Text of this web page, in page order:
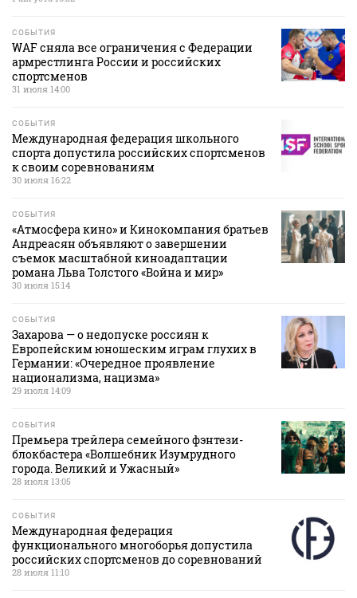
СОБЫТИЯ
WAF сняла все ограничения с Федерации
армрестлинга России и российских
спортсменов
31 июля 14:00
СОБЫТИЯ
Международная федерация школьного
спорта допустила российских спортсменов
к своим соревнованиям
30 июля 16:22
СОБЫТИЯ
«Атмосфера кино» и Кинокомпания братьев
Андреасян объявляют о завершении
съемок масштабной киноадаптации
романа Льва Толстого «Война и мир»
30 июля 15:14
СОБЫТИЯ
Захарова — о недопуске россиян к
Европейским юношеским играм глухих в
Германии: «Очередное проявление
национализма, нацизма»
29 июля 14:09
СОБЫТИЯ
Премьера трейлера семейного фэнтези-
блокбастера «Волшебник Изумрудного
города. Великий и Ужасный»
28 июля 13:05
СОБЫТИЯ
Международная федерация
функционального многоборья допустила
российских спортсменов до соревнований
28 июля 11:10